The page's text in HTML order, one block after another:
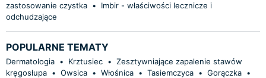
zastosowanie czystka •
Imbir - właściwości lecznicze i
odchudzające
POPULARNE TEMATY
Dermatologia • Krztusiec • Zesztywniające zapalenie stawów
kręgosłupa • Owsica • Włośnica • Tasiemczyca • Gorączka •